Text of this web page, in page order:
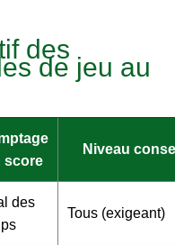
des
de jeu au
score
Niveau
des
Tous (exigeant)